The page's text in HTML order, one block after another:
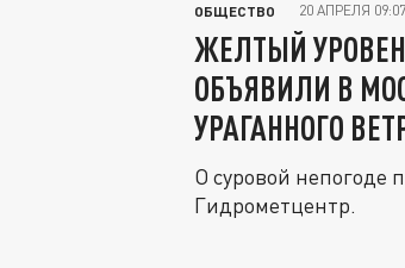
ОБЩЕСТВО 20 АПРЕЛЯ 09:07
ЖЕЛТЫЙ
ОБЪЯВИЛИ В
УРАГАННОГО
О суровой непогоде
Гидрометцентр.